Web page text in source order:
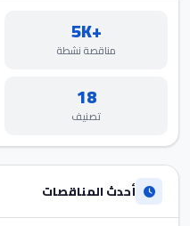
+5K
مناقصة نشطة
18
تصنيف
أحدث المناقصات